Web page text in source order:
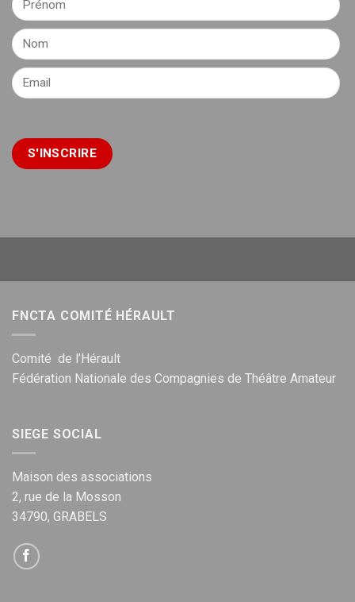
FNCTA COMITÉ HÉRAULT
Comité de l’Hérault
Fédération Nationale des Compagnies de Théâtre Amateur
SIEGE SOCIAL
Maison des associations
2, rue de la Mosson
34790, GRABELS